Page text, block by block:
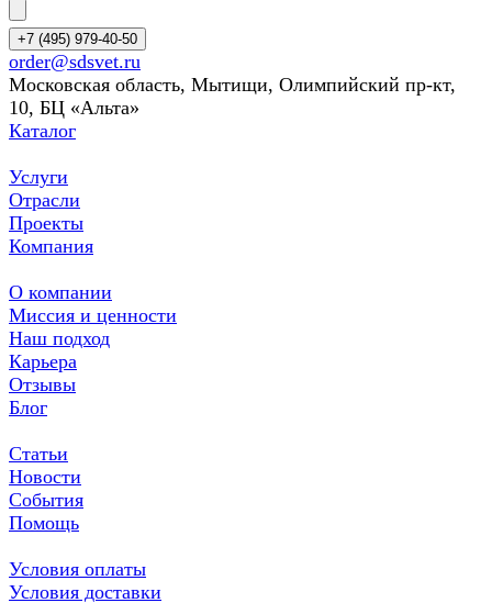
+7 (495) 979-40-50
order@sdsvet.ru
Московская область, Мытищи, Олимпийский пр-кт,
10, БЦ «Альта»
Каталог
Услуги
Отрасли
Проекты
Компания
О компании
Миссия и ценности
Наш подход
Карьера
Отзывы
Блог
Статьи
Новости
События
Помощь
Условия оплаты
Условия доставки